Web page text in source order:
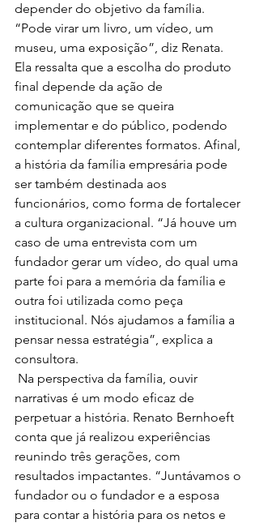
depender do objetivo da família.
“Pode virar um livro, um vídeo, um
museu, uma exposição”, diz Renata.
Ela ressalta que a escolha do produto
final depende da ação de
comunicação que se queira
implementar e do público, podendo
contemplar diferentes formatos. Afinal,
a história da família empresária pode
ser também destinada aos
funcionários, como forma de fortalecer
a cultura organizacional. “Já houve um
caso de uma entrevista com um
fundador gerar um vídeo, do qual uma
parte foi para a memória da família e
outra foi utilizada como peça
institucional. Nós ajudamos a família a
pensar nessa estratégia”, explica a
consultora.
narrativas é um modo eficaz de
perpetuar a história. Renato Bernhoeft
conta que já realizou experiências
reunindo três gerações, com
resultados impactantes. “Juntávamos o
fundador ou o fundador e a esposa
para contar a história para os netos e